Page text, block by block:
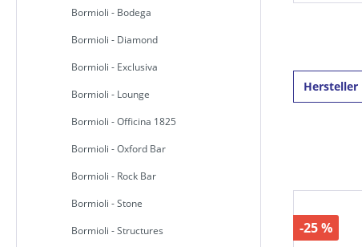
Bormioli - Bodega
Bormioli - Diamond
Bormioli - Exclusiva
Bormioli - Lounge
Bormioli - Officina 1825
Bormioli - Oxford Bar
Bormioli - Rock Bar
Bormioli - Stone
Bormioli - Structures
Hersteller
-25 %